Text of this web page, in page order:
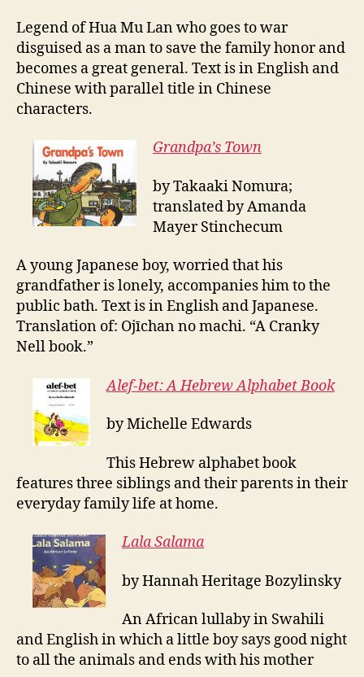
Legend of Hua Mu Lan who goes to war
disguised as a man to save the family honor and
becomes a great general. Text is in English and
Chinese with parallel title in Chinese
characters.
Grandpa’s Town
by Takaaki Nomura;
translated by Amanda
Mayer Stinchecum
A young Japanese boy, worried that his
grandfather is lonely, accompanies him to the
public bath. Text is in English and Japanese.
Translation of: Ojīchan no machi. “A Cranky
Nell book.”
Alef-bet: A Hebrew Alphabet Book
by Michelle Edwards
This Hebrew alphabet book
features three siblings and their parents in their
everyday family life at home.
LalaSalama
by Hannah Heritage Bozylinsky
An African lullaby in Swahili
and English in which a little boy says good night
to all the animals and ends with his mother